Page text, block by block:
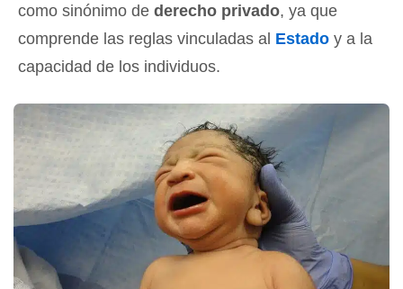
como sinónimo de derecho privado, ya que
comprende las reglas vinculadas al Estado y a la
capacidad de los individuos.